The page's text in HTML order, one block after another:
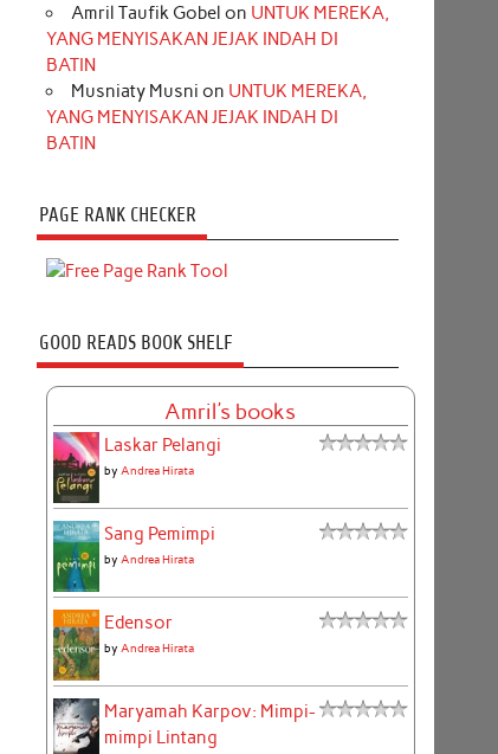
Amril Taufik Gobel on UNTUK MEREKA,
YANG MENYISAKAN JEJAK INDAH DI
BATIN
Musniaty Musni on UNTUK MEREKA,
YANG MENYISAKAN JEJAK INDAH DI
BATIN
PAGE RANK CHECKER
GOOD READS BOOK SHELF
Amril's books
Laskar Pelangi
by Andrea Hirata
Sang Pemimpi
by Andrea Hirata
Edensor
by Andrea Hirata
Maryamah Karpov: Mimpi-
mimpi Lintang